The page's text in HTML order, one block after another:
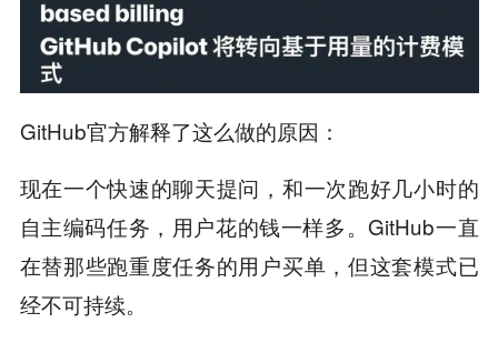
GitHub官方解释了这么做的原因：
现在一个快速的聊天提问，和一次跑好几小时的
自主编码任务，用户花的钱一样多。GitHub一直
在替那些跑重度任务的用户买单，但这套模式已
经不可持续。